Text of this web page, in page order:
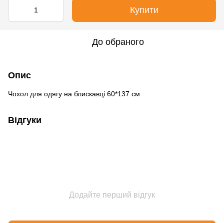
Купити
До обраного
Опис
Чохол для одягу на блискавці 60*137 см
Відгуки
Додайте перший відгук